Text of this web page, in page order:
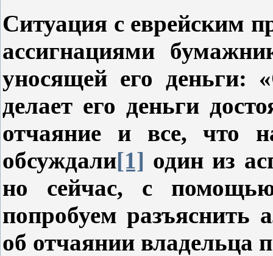
Ситуация с еврейским
ассигнациями
уносящей его
делает его деньги
отчаяние и все, что
обсуждали[1] один из
но сейчас, с
попробуем разъяснить
об отчаянии владельца